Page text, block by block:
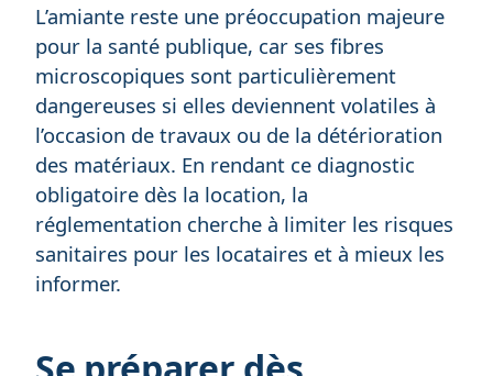
L’amiante reste une préoccupation majeure
pour la santé publique, car ses fibres
microscopiques sont particulièrement
dangereuses si elles deviennent volatiles à
l’occasion de travaux ou de la détérioration
des matériaux. En rendant ce diagnostic
obligatoire dès la location, la
réglementation cherche à limiter les risques
sanitaires pour les locataires et à mieux les
informer.